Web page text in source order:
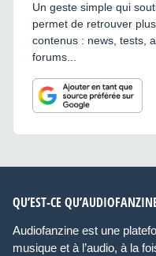
Un geste simple qui
permet de retrouver
contenus : news, tests,
forums...
QU’EST-CE
Audiofanzine est une
musique et à l’audio, à la